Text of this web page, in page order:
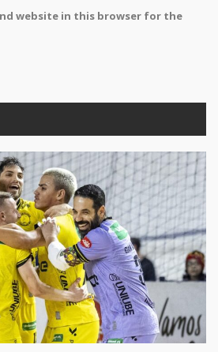
website in this browser for the